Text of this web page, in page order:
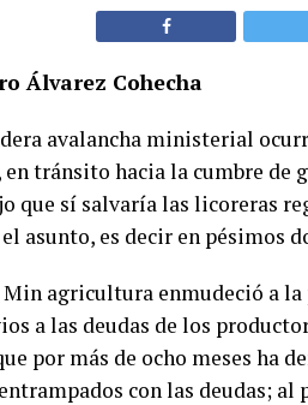
Álvarez Cohecha
avalancha ministerial
en tránsito hacia la cumbre de
que sí salvaría las licoreras
asunto, es decir en pésimos
agricultura enmudeció a
a las deudas de los
por más de ocho meses ha
con las deudas;